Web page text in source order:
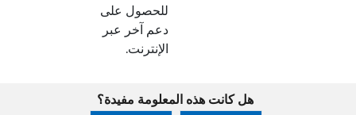
للحصول على
دعم آخر عبر
الإنترنت.
هل كانت هذه المعلومة مفيدة؟